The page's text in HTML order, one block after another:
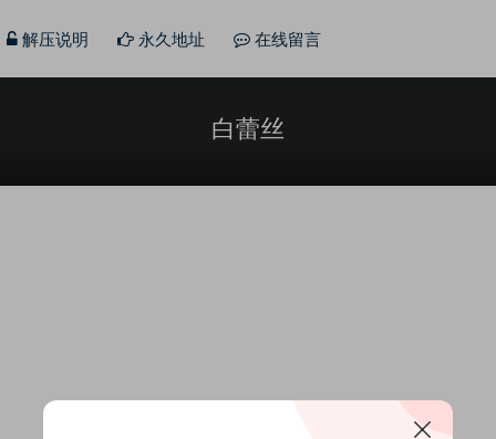
解压说明 永久地址 在线留言
白蕾丝